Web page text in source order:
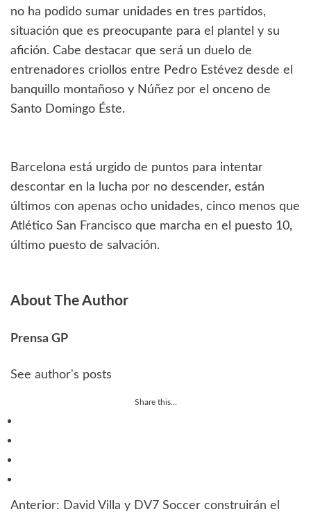
no ha podido sumar unidades en tres partidos,
situación que es preocupante para el plantel y su
afición. Cabe destacar que será un duelo de
entrenadores criollos entre Pedro Estévez desde el
banquillo montañoso y Núñez por el onceno de
Santo Domingo Éste.
Barcelona está urgido de puntos para intentar
descontar en la lucha por no descender, están
últimos con apenas ocho unidades, cinco menos que
Atlético San Francisco que marcha en el puesto 10,
último puesto de salvación.
About The Author
Prensa GP
See author's posts
Share this...
Navegación
Anterior: David Villa y DV7 Soccer construirán el